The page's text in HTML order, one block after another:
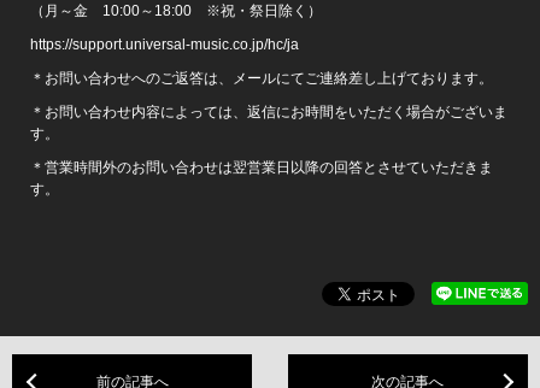
（月～金 10:00～18:00 ※祝・祭日除く）
https://support.universal-music.co.jp/hc/ja
＊お問い合わせへのご返答は、メールにてご連絡差し上げております。
＊お問い合わせ内容によっては、返信にお時間をいただく場合がございま
す。
＊営業時間外のお問い合わせは翌営業日以降の回答とさせていただきま
す。
前の記事へ 次の記事へ